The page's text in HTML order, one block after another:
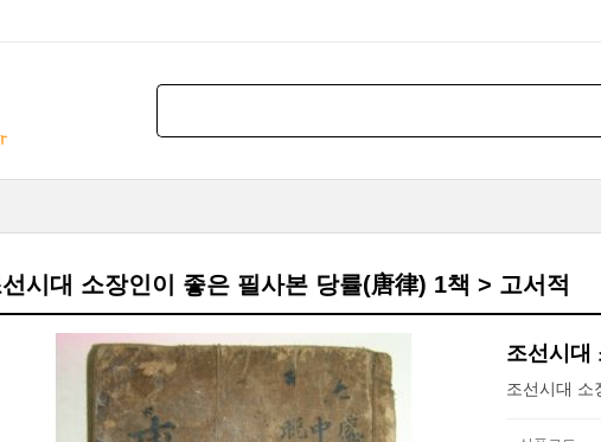
시대 소장인이 좋은 필사본 당률(唐律) 1책 > 고서적
조선시대
조선시대 소